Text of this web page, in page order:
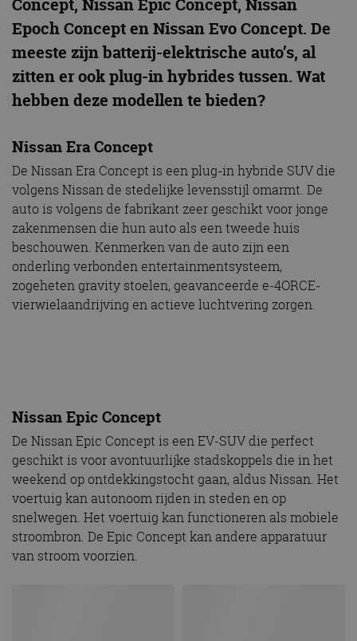
Epoch Concept en Nissan Evo Concept. De
meeste zijn batterij-elektrische auto’s, al
zitten er ook plug-in hybrides tussen. Wat
hebben deze modellen te bieden?
Nissan Era Concept
De Nissan Era Concept is een plug-in hybride SUV die
volgens Nissan de stedelijke levensstijl omarmt. De
auto is volgens de fabrikant zeer geschikt voor jonge
zakenmensen die hun auto als een tweede huis
beschouwen. Kenmerken van de auto zijn een
onderling verbonden entertainmentsysteem,
zogeheten gravity stoelen, geavanceerde e-4ORCE-
vierwielaandrijving en actieve luchtvering zorgen.
Nissan Epic Concept
De Nissan Epic Concept is een EV-SUV die perfect
geschikt is voor avontuurlijke stadskoppels die in het
weekend op ontdekkingstocht gaan, aldus Nissan. Het
voertuig kan autonoom rijden in steden en op
snelwegen. Het voertuig kan functioneren als mobiele
stroombron. De Epic Concept kan andere apparatuur
van stroom voorzien.